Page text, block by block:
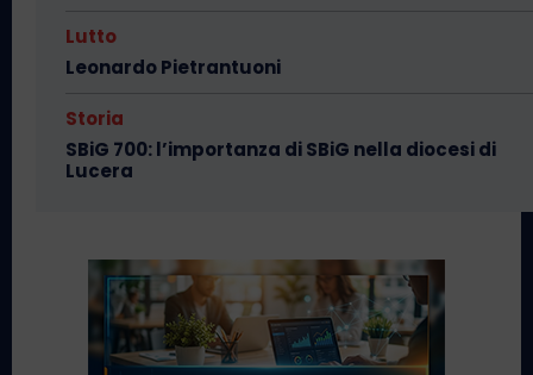
Lutto
Leonardo Pietrantuoni
Storia
SBiG 700: l’importanza di SBiG nella diocesi di
Lucera